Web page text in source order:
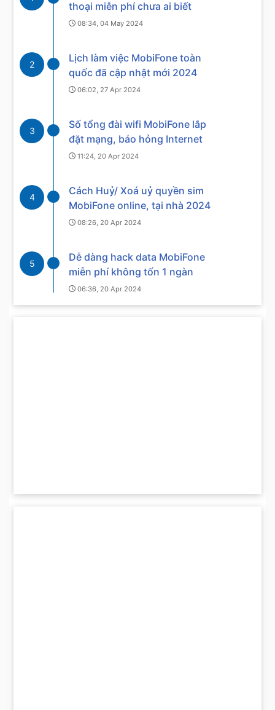
thoại miễn phí chưa ai biết
08:34, 04 May 2024
2
Lịch làm việc MobiFone toàn
quốc đã cập nhật mới 2024
06:02, 27 Apr 2024
3
Số tổng đài wifi MobiFone lắp
đặt mạng, báo hỏng Internet
11:24, 20 Apr 2024
4
Cách Huỷ/ Xoá uỷ quyền sim
MobiFone online, tại nhà 2024
08:26, 20 Apr 2024
5
Dễ dàng hack data MobiFone
miễn phí không tốn 1 ngàn
06:36, 20 Apr 2024